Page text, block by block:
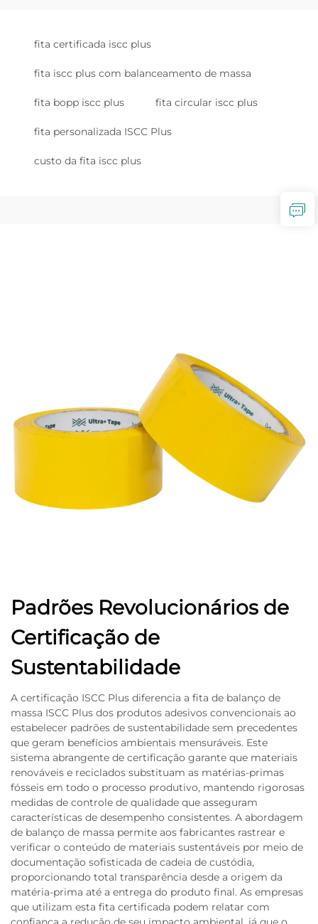
fita certificada iscc plus
fita iscc plus com balanceamento de massa
fita bopp iscc plus fita circular iscc plus
fita personalizada ISCC Plus
custo da fita iscc plus
Padrões Revolucionários de
Certificação de
Sustentabilidade
A certificação ISCC Plus diferencia a fita de balanço de
massa ISCC Plus dos produtos adesivos convencionais ao
estabelecer padrões de sustentabilidade sem precedentes
que geram benefícios ambientais mensuráveis. Este
sistema abrangente de certificação garante que materiais
renováveis e reciclados substituam as matérias-primas
fósseis em todo o processo produtivo, mantendo rigorosas
medidas de controle de qualidade que asseguram
características de desempenho consistentes. A abordagem
de balanço de massa permite aos fabricantes rastrear e
verificar o conteúdo de materiais sustentáveis por meio de
documentação sofisticada de cadeia de custódia,
proporcionando total transparência desde a origem da
matéria-prima até a entrega do produto final. As empresas
que utilizam esta fita certificada podem relatar com